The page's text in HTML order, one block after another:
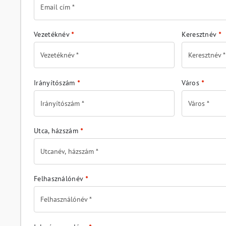
Vezetéknév * Keresztnév *
Irányítószám * Város *
Utca, házszám *
Felhasználónév *